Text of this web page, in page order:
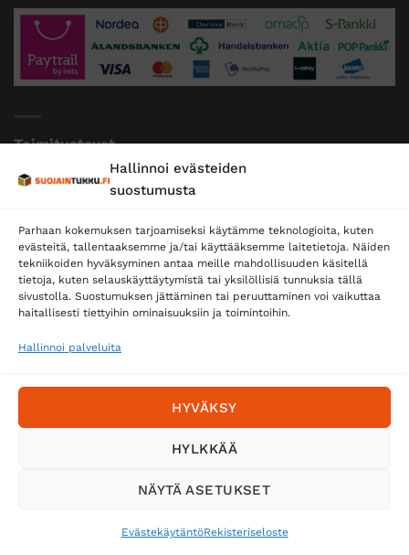
Hallinnoi evästeiden
suostumusta
Parhaan kokemuksen tarjoamiseksi käytämme teknologioita, kuten
evästeitä, tallentaaksemme ja/tai käyttääksemme laitetietoja. Näiden
tekniikoiden hyväksyminen antaa meille mahdollisuuden käsitellä
tietoja, kuten selauskäyttäytymistä tai yksilöllisiä tunnuksia tällä
sivustolla. Suostumuksen jättäminen tai peruuttaminen voi vaikuttaa
haitallisesti tiettyihin ominaisuuksiin ja toimintoihin.
Hallinnoi palveluita
HYVÄKSY
HYLKKÄÄ
NÄYTÄ ASETUKSET
EvästekäytäntöRekisteriseloste
Toimitustavat
Posti
Postnord
Tilaa uutiskirje ja saat erikoisalennuksia